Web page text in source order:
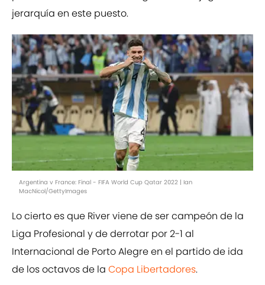
jerarquía en este puesto.
Argentina v France: Final - FIFA World Cup Qatar 2022 | Ian
MacNicol/GettyImages
Lo cierto es que River viene de ser campeón de la
Liga Profesional y de derrotar por 2-1 al
Internacional de Porto Alegre en el partido de ida
de los octavos de la Copa Libertadores.